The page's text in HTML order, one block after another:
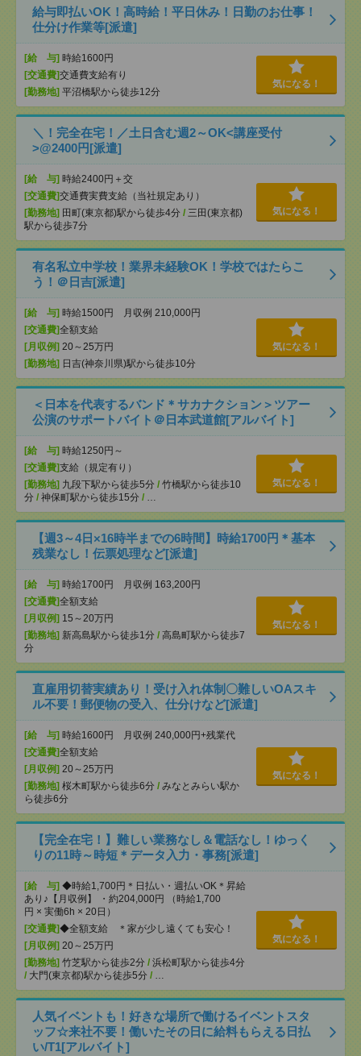
給与即払いOK！高時給！平日休み！日勤のお仕事！
仕分け作業等[派遣]
[給 与] 時給1600円
[交通費]交通費支給有り
[勤務地] 平沼橋駅から徒歩12分
気になる！
＼！完全在宅！／土日含む週2～OK<講座受付
>@2400円[派遣]
[給 与] 時給2400円＋交
[交通費]交通費実費支給（当社規定あり）
[勤務地] 田町(東京都)駅から徒歩4分 / 三田(東京都)
駅から徒歩7分
気になる！
有名私立中学校！業界未経験OK！学校ではたらこ
う！＠日吉[派遣]
[給 与] 時給1500円 月収例 210,000円
[交通費]全額支給
[月収例] 20～25万円
[勤務地] 日吉(神奈川県)駅から徒歩10分
気になる！
＜日本を代表するバンド＊サカナクション＞ツアー
公演のサポートバイト＠日本武道館[アルバイト]
[給 与] 時給1250円～
[交通費]支給（規定有り）
[勤務地] 九段下駅から徒歩5分 / 竹橋駅から徒歩10
分 / 神保町駅から徒歩15分 / …
気になる！
【週3～4日×16時半までの6時間】時給1700円＊基本
残業なし！伝票処理など[派遣]
[給 与] 時給1700円 月収例 163,200円
[交通費]全額支給
[月収例] 15～20万円
[勤務地] 新高島駅から徒歩1分 / 高島町駅から徒歩7
分
気になる！
直雇用切替実績あり！受け入れ体制〇難しいOAスキ
ル不要！郵便物の受入、仕分けなど[派遣]
[給 与] 時給1600円 月収例 240,000円+残業代
[交通費]全額支給
[月収例] 20～25万円
[勤務地] 桜木町駅から徒歩6分 / みなとみらい駅か
ら徒歩6分
気になる！
【完全在宅！】難しい業務なし＆電話なし！ゆっく
りの11時～時短＊データ入力・事務[派遣]
[給 与] ◆時給1,700円＊日払い・週払いOK＊昇給
あり♪【月収例】 ・約204,000円 （時給1,700
円 × 実働6h × 20日）
[交通費]◆全額支給 ＊家が少し遠くても安心！
[月収例] 20～25万円
[勤務地] 竹芝駅から徒歩2分 / 浜松町駅から徒歩4分
/ 大門(東京都)駅から徒歩5分 / …
気になる！
人気イベントも！好きな場所で働けるイベントスタ
ッフ☆来社不要！働いたその日に給料もらえる日払
い/T1[アルバイト]